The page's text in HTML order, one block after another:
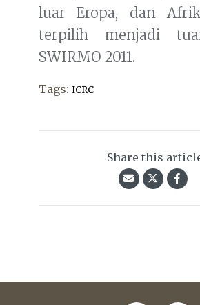
luar Eropa, dan
terpilih menjadi
SWIRMO 2011.
Tags: ICRC
Share this